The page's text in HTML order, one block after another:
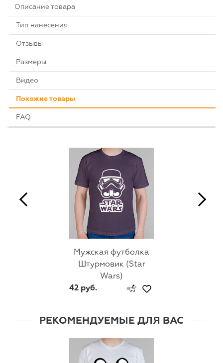
Описание товара
Тип нанесения
Отзывы
Размеры
Видео
Похожие товары
FAQ
Мужская футболка
Штурмовик (Star
Wars)
42 руб.
РЕКОМЕНДУЕМЫЕ ДЛЯ ВАС